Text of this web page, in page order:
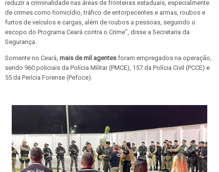
reduzir a criminalidade nas áreas de fronteiras estaduais, especialmente
de crimes como homicídio, tráfico de entorpecentes e armas, roubos e
furtos de veículos e cargas, além de roubos a pessoas, seguindo o
escopo do Programa Ceará contra o Crime", disse a Secretaria da
Segurança.
Somente no Ceará, mais de mil agentes foram empregados na operação,
sendo 960 policiais da Polícia Militar (PMCE), 157 da Polícia Civil (PCCE) e
55 da Perícia Forense (Pefoce).